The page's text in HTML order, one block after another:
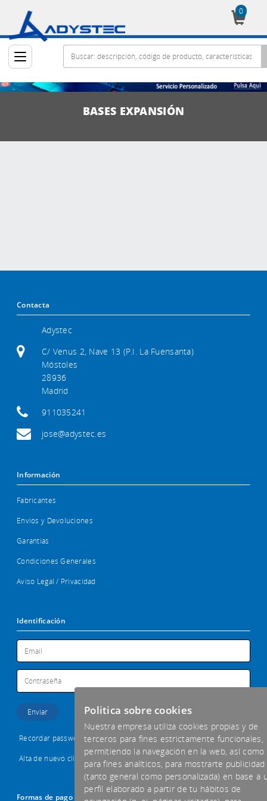
0
BASES EXPANSIÓN
Contacta
Adystec
C/ Venus 2, Nave 13 (P.I. La Fuensanta)
Móstoles
28936
Madrid
911035241
jose@adystec.es
Información
Fabricantes
Envios y Devoluciones
Garantias
Condiciones Generales
Aviso Legal / Privacidad
Identificación
Recordar password
Alta de nuevo cliente
Formas de pago aceptadas
Politica sobre cookies
Nuestra empresa utiliza cookies propias y de
terceros para fines estrictamente funcionales,
permitiendo la navegación en la web, así como
para fines analíticos, para mostrarte publicidad
(tanto general como personalizada) en base a
perfil elaborado a partir de tu hábitos de